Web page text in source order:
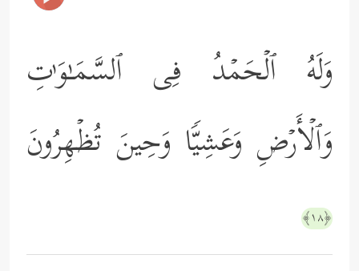
وَلَهُ ٱلۡحَمۡدُ فِی ٱلسَّمَـٰوَ ٰ⁠تِ
وَٱلۡأَرۡضِ وَعَشِیࣰّا وَحِینَ تُظۡهِرُونَ
﴿١٨﴾